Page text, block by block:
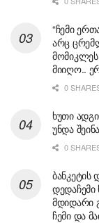
“ჩემი
არც
მიიღო..
0
ხუთი
უნდა
0
ბანკეტის
დედაჩემი
მდიდარი
ჩემი და